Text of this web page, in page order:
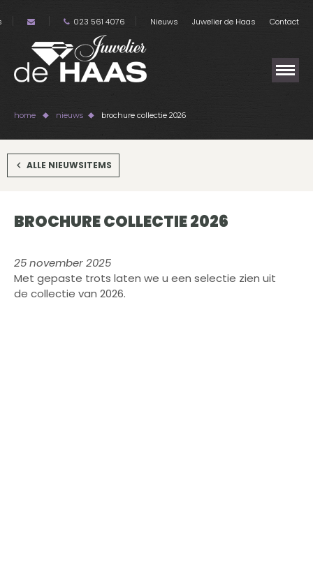
023 561 4076 Nieuws Juwelier de Haas Contact
home nieuws brochure collectie 2026
ALLE NIEUWSITEMS
BROCHURE COLLECTIE 2026
25 november 2025
Met gepaste trots laten we u een selectie zien uit
de collectie van 2026.